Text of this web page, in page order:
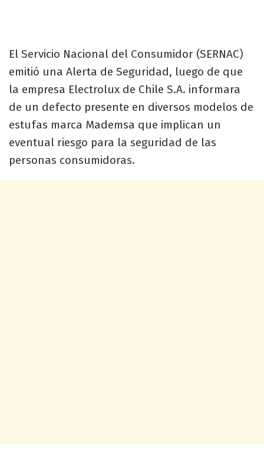
El Servicio Nacional del Consumidor (SERNAC)
emitió una Alerta de Seguridad, luego de que
la empresa Electrolux de Chile S.A. informara
de un defecto presente en diversos modelos de
estufas marca Mademsa que implican un
eventual riesgo para la seguridad de las
personas consumidoras.